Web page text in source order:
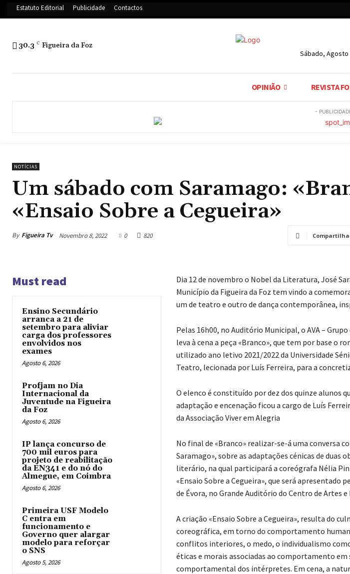
Estatuto Editorial Publicidade Contactos
30.3 C Figueira da Foz
Sábado, Agosto
OPINIÃO REVISTA
-
NOTÍCIAS
Um sábado com Saramago:
«Ensaio Sobre a Cegueira»
By Figueira Tv Novembro 8, 2022 0 820
Must read
Ensino Secundário
arranca a 21 de
setembro para aliviar
carga dos professores
envolvidos nos
exames
Agosto 6, 2026
Profjam no Dia
Internacional da
Juventude na Figueira
da Foz
Agosto 6, 2026
IP lança concurso de
700 mil euros para
projeto de reabilitação
da EN341 e do nó do
Almegue, em Coimbra
Agosto 6, 2026
Primeira USF Modelo
C entra em
funcionamento e
Governo quer alargar
modelo para reforçar
o SNS
Agosto 5, 2026
Dia 12 de novembro o Nobel da Literatura, José
Município da Figueira da Foz tem vindo a
um de teatro e outro de dança contemporânea,
Pelas 16h00, no Auditório Municipal, o AVA –
leva à cena a peça «Branco», que tem por base o
utilizado ano letivo 2021/2022 da Universidade
Teatro, lecionada por Luís Ferreira, para a
O elenco é constituído por dez dos quinze alunos
adaptação e encenação ficou a cargo de Luís
da Associação Viver em Alegria
No final de «Branco» realizar-se-á uma conversa
Saramago», sobre as adaptações cénicas de duas
literário, na qual participará a coreógrafa Nélia
«Ensaio Sobre a Cegueira», que será apresentado
de Évora, no Grande Auditório do Centro de Artes
A criação «Ensaio Sobre a Cegueira», resulta do
coreográfica, em torno do comportamento
conflitos interiores, o medo, o individualismo
éticas e morais associadas ao comportamento em
comportamental dos intérpretes. Em cena, a